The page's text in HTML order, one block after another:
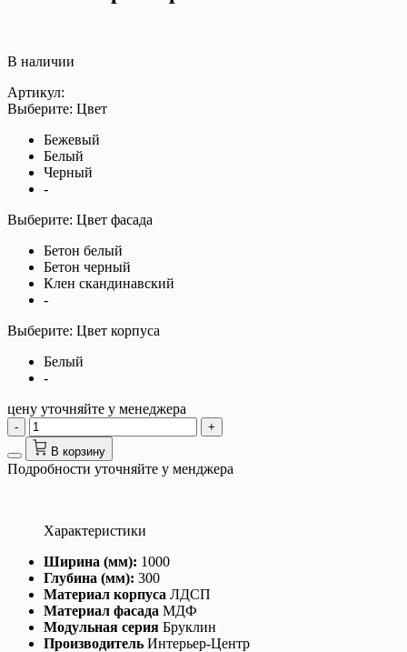
В наличии
Артикул:
Выберите: Цвет
Бежевый
Белый
Черный
-
Выберите: Цвет фасада
Бетон белый
Бетон черный
Клен скандинавский
-
Выберите: Цвет корпуса
Белый
-
цену уточняйте у менеджера
-
+
В корзину
Подробности уточняйте у менджера
Характеристики
Ширина (мм): 1000
Глубина (мм): 300
Материал корпуса ЛДСП
Материал фасада МДФ
Модульная серия Бруклин
Производитель Интерьер-Центр